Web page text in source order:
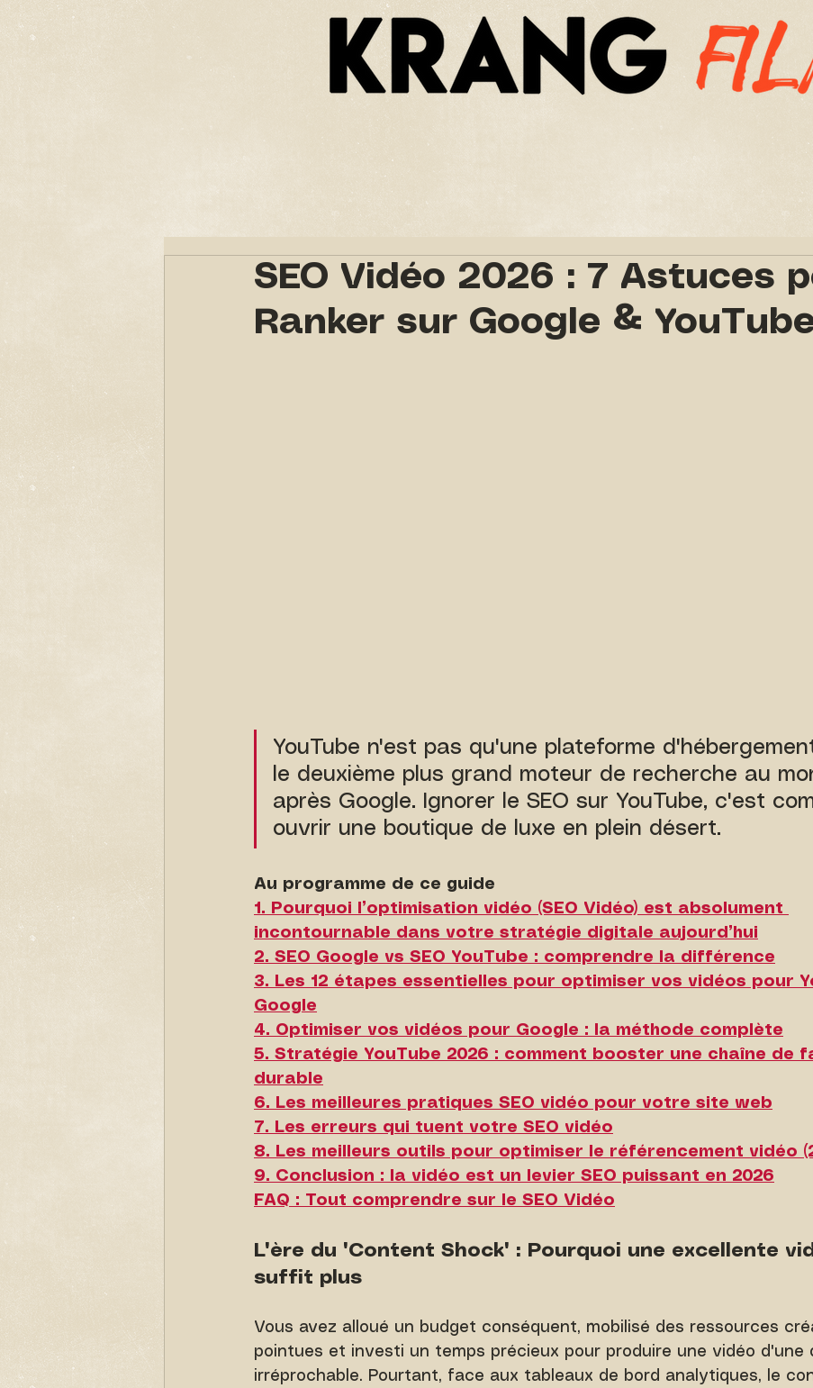
SEO Vidéo 2026 : 7 Astuces
Ranker sur Google &
YouTube n'est pas qu'une plateforme
le deuxième plus grand moteur de recherche au
après Google. Ignorer le SEO sur YouTube, c'est
ouvrir une boutique de luxe en plein désert.
Au programme de ce guide
1. Pourquoi l’optimisation vidéo (SEO Vidéo) est absolument
incontournable dans votre stratégie digitale aujourd’hui
2. SEO Google vs SEO YouTube : comprendre la différence
3. Les 12 étapes essentielles pour optimiser vos vidéos pour
Google
4. Optimiser vos vidéos pour Google : la méthode complète
5. Stratégie YouTube 2026 : comment booster une chaîne de
durable
6. Les meilleures pratiques SEO vidéo pour votre site web
7. Les erreurs qui tuent votre SEO vidéo
8. Les meilleurs outils pour optimiser le référencement vidéo
9. Conclusion : la vidéo est un levier SEO puissant en 2026
FAQ : Tout comprendre sur le SEO Vidéo
L'ère du "Content Shock" : Pourquoi une excellente
suffit plus
Vous avez alloué un budget conséquent, mobilisé des ressources
pointues et investi un temps précieux pour produire une vidéo d'une
irréprochable. Pourtant, face aux tableaux de bord analytiques, le